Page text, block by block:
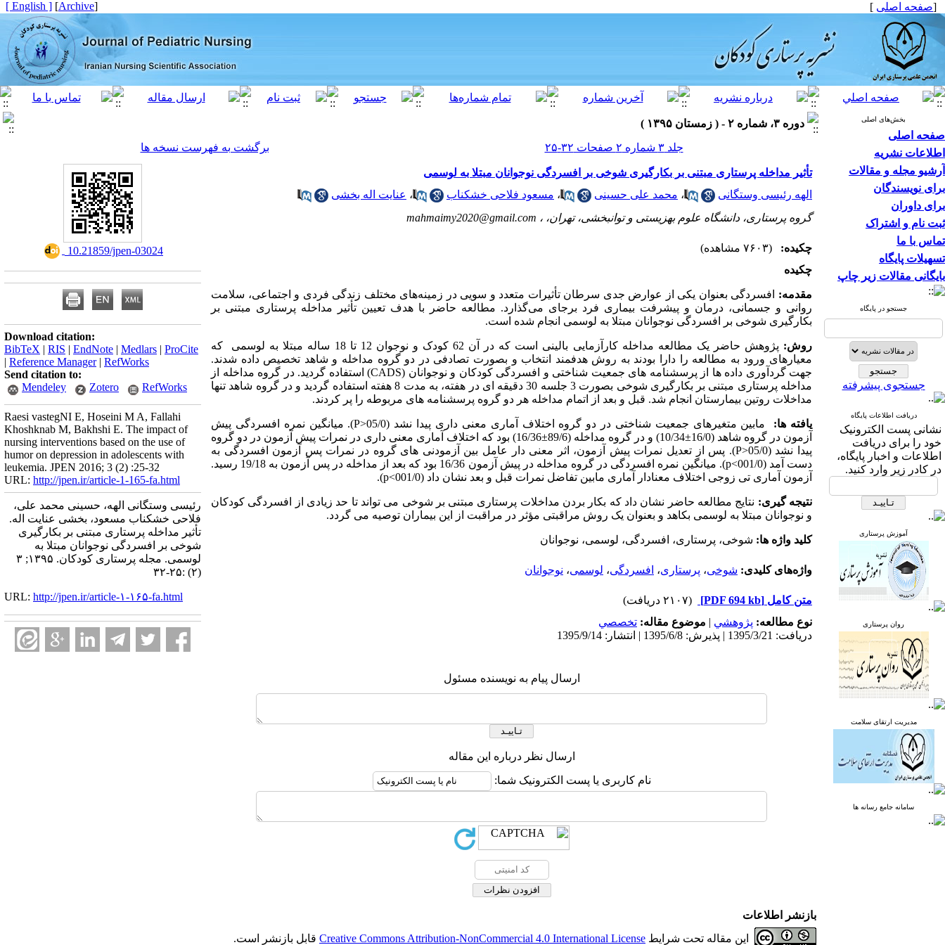
[صفحه اصلی ]
[
Archive
]
[ English ]
بخش‌های اصلی
صفحه اصلی
اطلاعات نشریه
آرشیو مجله و مقالات
برای نویسندگان
برای داوران
ثبت نام و اشتراک
تماس با ما
تسهیلات پایگاه
بایگانی مقالات زیر چاپ
جستجو در پایگاه
جستجوی پیشرفته
دریافت اطلاعات پایگاه
نشانی پست الکترونیک
خود را برای دریافت
اطلاعات و اخبار پایگاه،
در کادر زیر وارد کنید.
آموزش پرستاری
روان پرستاری
مدیریت ارتقای سلامت
سامانه جامع رسانه ها
دوره ۳، شماره ۲ - ( زمستان ۱۳۹۵ )
جلد ۳ شماره ۲ صفحات ۳۲-۲۵
برگشت به فهرست نسخه ها
تأثیر مداخله پرستاری مبتنی بر بکارگیری شوخی بر افسردگی نوجوانان مبتلا به لوسمی
الهه رئیسی وستگانی
، محمد علی حسینی ، مسعود فلاحی خشکناب ، عنایت اله بخشی
گروه پرستاری، دانشگاه علوم بهزیستی و توانبخشی، تهران، ، mahmaimy2020@gmail.com
چکیده:
(۷۶۰۳ مشاهده)
چکیده
مقدمه: افسردگی بعنوان یکی از عوارض جدی سرطان تأثیرات متعدد و سویی در زمینه‌های مختلف زندگی فردی و اجتماعی، سلامت
روانی و جسمانی، درمان و پیشرفت بیماری فرد برجای می‌گذارد. مطالعه حاضر با هدف تعیین تأثیر مداخله پرستاری مبتنی بر
بکارگیری شوخی بر افسردگی نوجوانان مبتلا به لوسمی انجام شده است.
روش:
پژوهش حاضر یک مطالعه مداخله کارآزمایی بالینی است که در آن 62 کودک و نوجوان 12 تا 18 ساله مبتلا به لوسمی که
معیارهای ورود به مطالعه را دارا بودند به روش هدفمند انتخاب و بصورت تصادفی در دو گروه مداخله و شاهد تخصیص داده شدند.
جهت گردآوری داده ها از پرسشنامه های جمعیت شناختی و افسردگی کودکان و نوجوانان (CADS) استفاده گردید. در گروه مداخله از
مداخله پرستاری مبتنی بر بکارگیری شوخی بصورت 3 جلسه 30 دقیقه ای در هفته، به مدت 8 هفته استفاده گردید و در گروه شاهد تنها
مداخلات روتین بیمارستان انجام شد. قبل و بعد از اتمام مداخله هر دو گروه پرسشنامه های مربوطه را پر کردند.
یافته ها: مابین متغیرهای جمعیت شناختی در دو گروه اختلاف آماری معنی داری پیدا نشد (05/0< P). میانگین نمره افسردگی پیش
آزمون در گروه شاهد (16/0±10/34) و در گروه مداخله (89/6±16/36) بود که اختلاف آماری معنی داری در نمرات پیش آزمون در دو گروه
پیدا نشد (05/0<
P). پس از تعدیل نمرات پیش آزمون، اثر معنی دار عامل بین آزمودنی های گروه در نمرات پس آزمون افسردگی به
دست آمد (001/0>
p
). میانگین نمره افسردگی در گروه مداخله در پیش آزمون 16/36 بود که بعد از مداخله در پس آزمون به 19/18 رسید.
آزمون آماری تی زوجی اختلاف معنادار آماری مابین تفاضل نمرات قبل و بعد نشان داد (001/0>
p
).
نتیجه گیری: نتایج مطالعه حاضر نشان داد که بکار بردن مداخلات پرستاری مبتنی بر شوخی می تواند تا حد زیادی از افسردگی کودکان
و نوجوانان مبتلا به لوسمی بکاهد و بعنوان یک روش مراقبتی مؤثر در مراقبت از این بیماران توصیه می گردد.
کلید واژه ها: شوخی، پرستاری، افسردگی، لوسمی، نوجوانان
واژه‌های کلیدی: شوخی، پرستاری، افسردگی، لوسمی، نوجوانان
متن کامل [PDF 694 kb]
(۲۱۰۷ دریافت)
نوع مطالعه: پژوهشي | موضوع مقاله: تخصصي
دریافت: 1395/3/21 | پذیرش: 1395/6/8 | انتشار: 1395/9/14
ارسال پیام به نویسنده مسئول
ارسال نظر درباره این مقاله
نام کاربری یا پست الکترونیک شما:
‎ 10.21859/jpen-03024
Download citation:
BibTeX | RIS | EndNote | Medlars | ProCite
| Reference Manager| RefWorks
Send citation to:
Mendeley
Zotero RefWorks
Raesi vastegNI E, Hoseini M A, Fallahi
Khoshknab M, Bakhshi E. The impact of
nursing interventions based on the use of
humor on depression in adolescents with
leukemia. JPEN 2016; 3 (2) :25-32
URL: http://jpen.ir/article-1-165-fa.html
رئیسی وستگانی الهه، حسینی محمد علی،
فلاحی خشکناب مسعود، بخشی عنایت اله.
تأثیر مداخله پرستاری مبتنی بر بکارگیری
شوخی بر افسردگی نوجوانان مبتلا به
لوسمی. مجله پرستاری کودکان. ۱۳۹۵; ۳
(۲) :۲۵-۳۲
URL: http://jpen.ir/article-۱-۱۶۵-fa.html
بازنشر اطلاعات
این مقاله تحت شرایط Creative Commons Attribution-NonCommercial 4.0 International License قابل بازنشر است.